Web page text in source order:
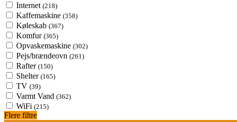
Internet (218)
Kaffemaskine (358)
Køleskab (367)
Komfur (365)
Opvaskemaskine (302)
Pejs/brændeovn (261)
Rafter (150)
Shelter (165)
TV (39)
Varmt Vand (362)
WiFi (215)
Flere filtre